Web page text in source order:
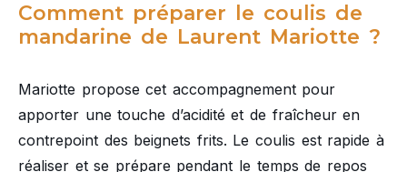
Comment préparer le coulis de
mandarine de Laurent Mariotte ?
Mariotte propose cet accompagnement pour
apporter une touche d’acidité et de fraîcheur en
contrepoint des beignets frits. Le coulis est rapide à
réaliser et se prépare pendant le temps de repos